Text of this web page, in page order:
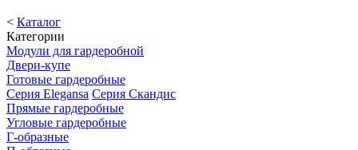
< Каталог
Категории
Модули для гардеробной
Двери-купе
Готовые гардеробные
Серия Elegansa Серия Скандис
Прямые гардеробные
Угловые гардеробные
Г-образные